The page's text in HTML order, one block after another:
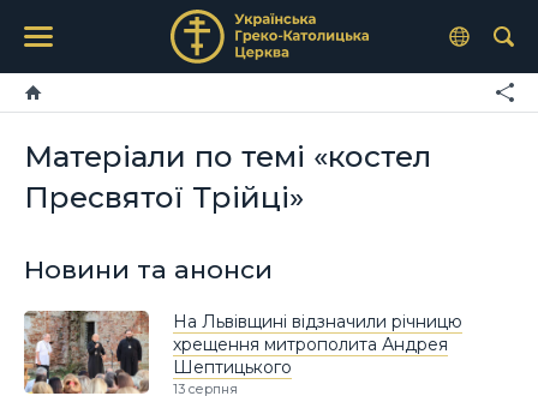
Матеріали по темі «костел
Пресвятої Трійці»
Новини та анонси
На Львівщині відзначили річницю
хрещення митрополита Андрея
Шептицького
13 серпня